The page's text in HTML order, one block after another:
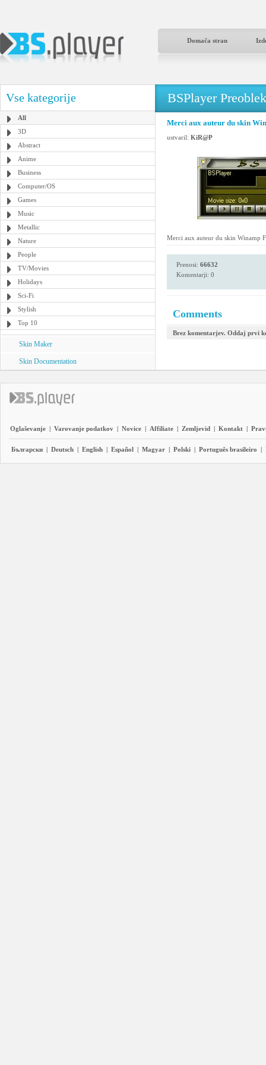
Domača stran
Vse kategorije
All
3D
Abstract
Anime
Business
Computer/OS
Games
Music
Metallic
Nature
People
TV/Movies
Holidays
Sci-Fi
Stylish
Top 10
Skin Maker
Skin Documentation
BSPlayer
Merci aux auteur du skin
ustvaril: KiR@P
Merci aux auteur du skin Winamp
Prenosi: 66632
Komentarji: 0
Comments
Brez komentarjev. Oddaj prvi
Oglaševanje | Varovanje podatkov | Novice | Affiliate | Zemljevid | Kontakt |
Български | Deutsch | English | Español | Magyar | Polski | Português brasileiro |